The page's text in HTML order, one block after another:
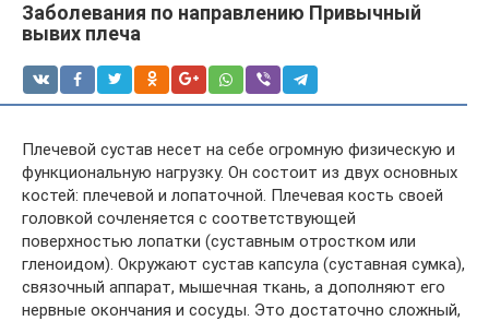
Заболевания по направлению Привычный
вывих плеча
Плечевой сустав несет на себе огромную физическую и
функциональную нагрузку. Он состоит из двух основных
костей: плечевой и лопаточной. Плечевая кость своей
головкой сочленяется с соответствующей
поверхностью лопатки (суставным отростком или
гленоидом). Окружают сустав капсула (суставная сумка),
связочный аппарат, мышечная ткань, а дополняют его
нервные окончания и сосуды. Это достаточно сложный,